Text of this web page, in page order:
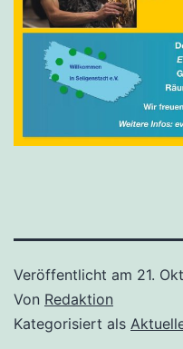
Veröffentlicht am 21.
Von Redaktion
Kategorisiert als